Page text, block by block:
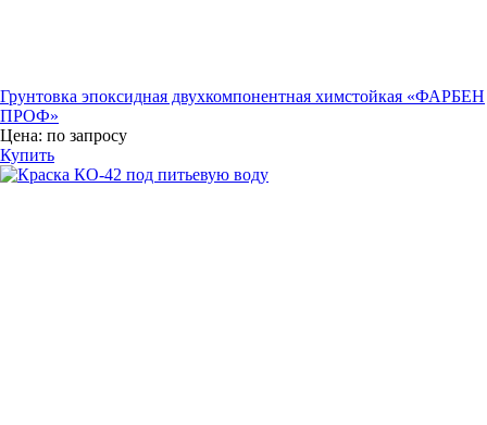
Грунтовка эпоксидная двухкомпонентная химстойкая «ФАРБЕН
ПРОФ»
Цена: по запросу
Купить